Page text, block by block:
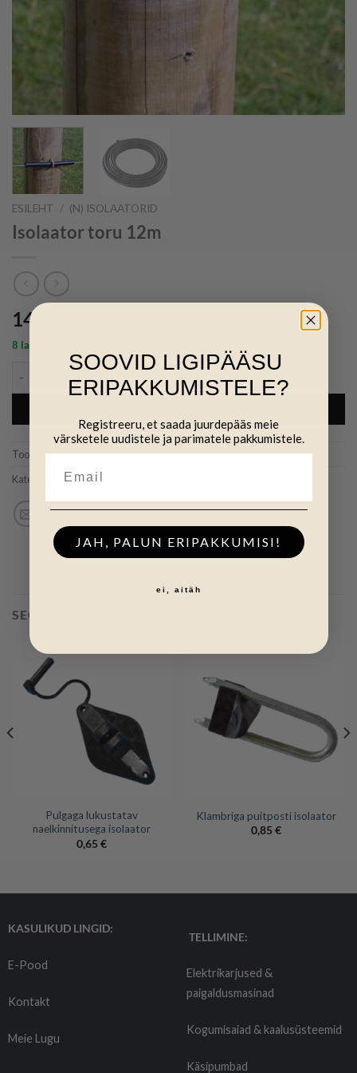
ESILEHT / (N) ISOLAATORID
Isolaator toru 12m
14,00
8 laos (saab järeltellida)
Isolaator toru 12m kogus
Tootekood:INW335
Kategooriad: (N) Isolaatorid
SEOTUD TOOTED
Pulgaga lukustatav
naelkinnitusega isolaator
0,65 €
Klambriga puitposti isolaator
0,85 €
KASULIKUD LINGID:
E-Pood
Kontakt
Meie Lugu
TELLIMINE:
Elektrikarjused &
paigaldusmasinad
Kogumisaiad & kaalusüsteemid
Käsipumbad
SOOVID LIGIPÄÄSU
ERIPAKKUMISTELE?
Registreeru, et saada juurdepääs meie
värsketele uudistele ja parimatele pakkumistele.
JAH, PALUN ERIPAKKUMISI!
ei, aitäh